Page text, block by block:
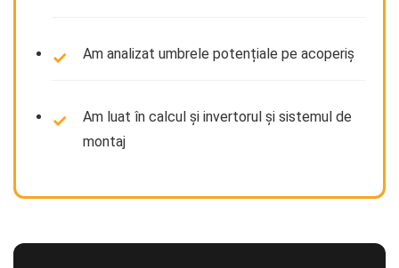
Am analizat umbrele potențiale pe acoperiș
Am luat în calcul și invertorul și sistemul de
montaj